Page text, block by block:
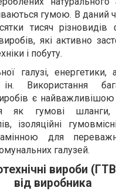
гумою. В даний
тисяч різновидів
які активно
і побуту.
галузі, енергетики,
Використання
є найважливішою
як гумові шланги,
ізоляційні
для
галузей.
вироби
від виробника